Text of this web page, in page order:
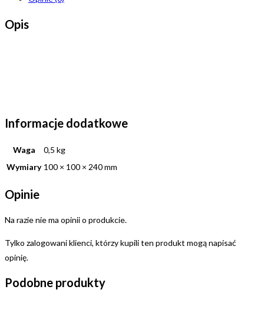
Opis
Informacje dodatkowe
Waga
0,5 kg
Wymiary 100 × 100 × 240 mm
Opinie
Na razie nie ma opinii o produkcie.
Tylko zalogowani klienci, którzy kupili ten produkt mogą napisać
opinię.
Podobne produkty